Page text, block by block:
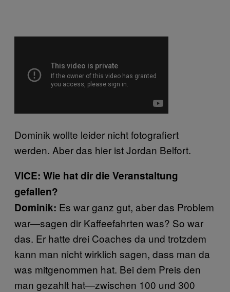
Dominik wollte leider nicht fotografiert
werden. Aber das hier ist Jordan Belfort.
VICE: Wie hat dir die Veranstaltung
gefallen?
Dominik: Es war ganz gut, aber das Problem
war—sagen dir Kaffeefahrten was? So war
das. Er hatte drei Coaches da und trotzdem
kann man nicht wirklich sagen, dass man da
was mitgenommen hat. Bei dem Preis den
man gezahlt hat—zwischen 100 und 300